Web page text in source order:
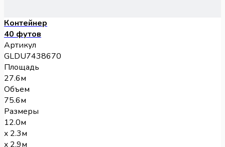
Контейнер
40 футов
Артикул
GLDU7438670
Площадь
27.6м
Объем
75.6м
Размеры
12.0м
x 2.3м
x 2.9м